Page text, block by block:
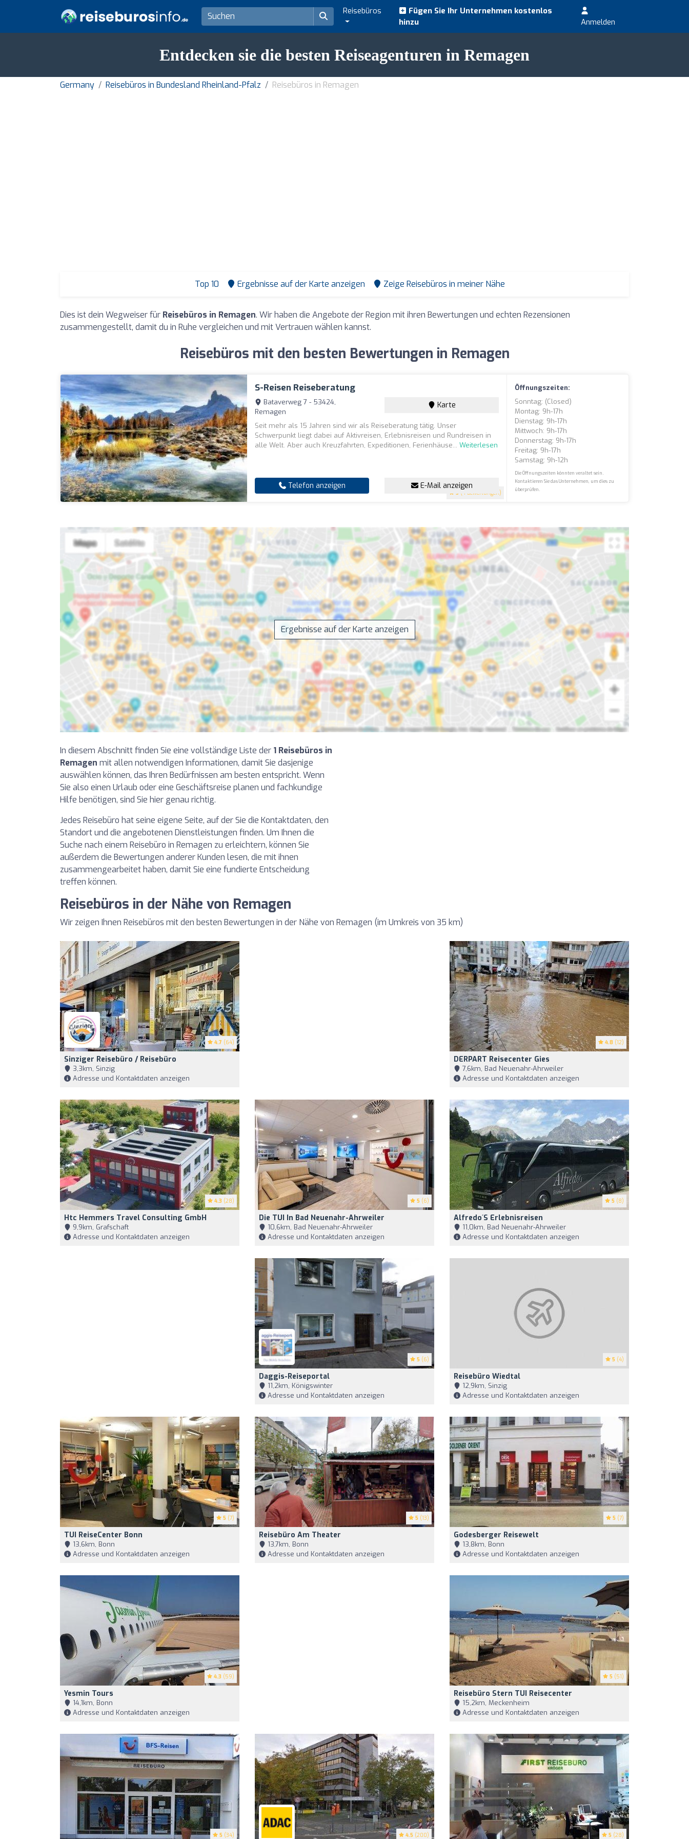
Reisebüros
Fügen Sie Ihr Unternehmen kostenlos
hinzu
Anmelden
Entdecken sie die besten Reiseagenturen in Remagen
Germany Reisebüros in Bundesland Rheinland-Pfalz Reisebüros in Remagen
Top 10 Ergebnisse auf der Karte anzeigen Zeige Reisebüros in meiner Nähe
Dies ist dein Wegweiser für Reisebüros in Remagen. Wir haben die Angebote der Region mit ihren Bewertungen und echten Rezensionen
zusammengestellt, damit du in Ruhe vergleichen und mit Vertrauen wählen kannst.
Reisebüros mit den besten Bewertungen in Remagen
S-Reisen Reiseberatung
5 (4 Bewertungen)
Bataverweg 7 - 53424,
Remagen
Karte
Seit mehr als 15 Jahren sind wir als Reiseberatung tätig. Unser
Schwerpunkt liegt dabei auf Aktivreisen, Erlebnisreisen und Rundreisen in
alle Welt. Aber auch Kreuzfahrten, Expeditionen, Ferienhäuse...Weiterlesen
Telefon anzeigen E-Mail anzeigen
Öffnungszeiten:
Sonntag: (closed)
Montag: 9h-17h
Dienstag: 9h-17h
Mittwoch: 9h-17h
Donnerstag: 9h-17h
Freitag: 9h-17h
Samstag: 9h-12h
Die Öffnungszeiten könnten veraltet sein.
Kontaktieren Sie das Unternehmen, um dies zu
überprüfen.
Ergebnisse auf der Karte anzeigen
In diesem Abschnitt finden Sie eine vollständige Liste der 1 Reisebüros in
Remagen mit allen notwendigen Informationen, damit Sie dasjenige
auswählen können, das Ihren Bedürfnissen am besten entspricht. Wenn
Sie also einen Urlaub oder eine Geschäftsreise planen und fachkundige
Hilfe benötigen, sind Sie hier genau richtig.
Jedes Reisebüro hat seine eigene Seite, auf der Sie die Kontaktdaten, den
Standort und die angebotenen Dienstleistungen finden. Um Ihnen die
Suche nach einem Reisebüro in Remagen zu erleichtern, können Sie
außerdem die Bewertungen anderer Kunden lesen, die mit ihnen
zusammengearbeitet haben, damit Sie eine fundierte Entscheidung
treffen können.
Reisebüros in der Nähe von Remagen
Wir zeigen Ihnen Reisebüros mit den besten Bewertungen in der Nähe von Remagen (im Umkreis von 35 km)
4.7 (64)
Sinziger Reisebüro / Reisebüro
3,3km, Sinzig
Adresse und Kontaktdaten anzeigen
4.8 (12)
DERPART Reisecenter Gies
7,6km, Bad Neuenahr-Ahrweiler
Adresse und Kontaktdaten anzeigen
4.3 (28)
Htc Hemmers Travel Consulting GmbH
9,9km, Grafschaft
Adresse und Kontaktdaten anzeigen
5 (6)
Die TUI In Bad Neuenahr-Ahrweiler
10,6km, Bad Neuenahr-Ahrweiler
Adresse und Kontaktdaten anzeigen
5 (8)
Alfredo´s Erlebnisreisen
11,0km, Bad Neuenahr-Ahrweiler
Adresse und Kontaktdaten anzeigen
5 (6)
Daggis-Reiseportal
11,2km, Königswinter
Adresse und Kontaktdaten anzeigen
5 (4)
Reisebüro Wiedtal
12,9km, Sinzig
Adresse und Kontaktdaten anzeigen
5 (7)
TUI ReiseCenter Bonn
13,6km, Bonn
Adresse und Kontaktdaten anzeigen
5 (13)
Reisebüro Am Theater
13,7km, Bonn
Adresse und Kontaktdaten anzeigen
5 (7)
Godesberger Reisewelt
13,8km, Bonn
Adresse und Kontaktdaten anzeigen
4.3 (59)
Yesmin Tours
14,1km, Bonn
Adresse und Kontaktdaten anzeigen
5 (51)
Reisebüro Stern TUI Reisecenter
15,2km, Meckenheim
Adresse und Kontaktdaten anzeigen
5 (34) 4.5 (200) 5 (28)